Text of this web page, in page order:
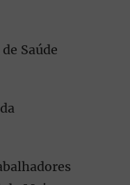
Saúde